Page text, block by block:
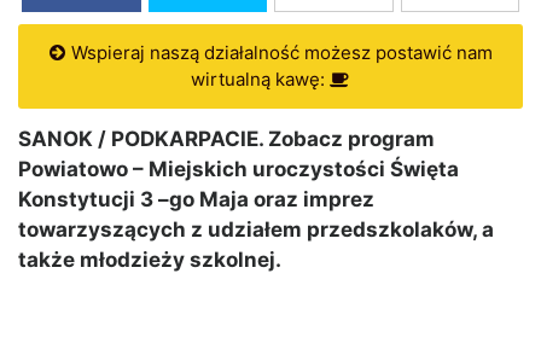
Wspieraj naszą działalność możesz postawić nam
wirtualną kawę:
SANOK / PODKARPACIE. Zobacz program
Powiatowo – Miejskich uroczystości Święta
Konstytucji 3 –go Maja oraz imprez
towarzyszących z udziałem przedszkolaków, a
także młodzieży szkolnej.